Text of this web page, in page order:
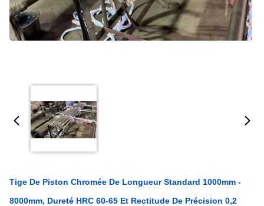
Tige De Piston Chromée De Longueur Standard 1000mm -
8000mm, Dureté HRC 60-65 Et Rectitude De Précision 0,2